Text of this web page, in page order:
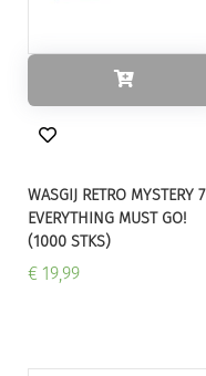
WASGIJ RETRO MYSTERY 7
EVERYTHING MUST GO!
(1000 STKS)
€ 19,99